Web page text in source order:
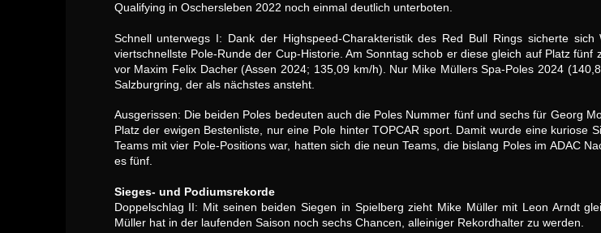
Qualifying in Oschersleben 2022 noch einmal deutlich unterboten.
Schnell unterwegs I: Dank der Highspeed-Charakteristik des Red Bull Rings sicherte
viertschnellste Pole-Runde der Cup-Historie. Am Sonntag schob er diese gleich auf Platz
vor Maxim Felix Dacher (Assen 2024; 135,09 km/h). Nur Mike Müllers Spa-Poles 2024
Salzburgring, der als nächstes ansteht.
Ausgerissen: Die beiden Poles bedeuten auch die Poles Nummer fünf und sechs für Georg
Platz der ewigen Bestenliste, nur eine Pole hinter TOPCAR sport. Damit wurde eine
Teams mit vier Pole-Positions war, hatten sich die neun Teams, die bislang Poles im ADAC
es fünf.
Sieges- und Podiumsrekorde
Doppelschlag II: Mit seinen beiden Siegen in Spielberg zieht Mike Müller mit Leon Arndt
Müller hat in der laufenden Saison noch sechs Chancen, alleiniger Rekordhalter zu werden.